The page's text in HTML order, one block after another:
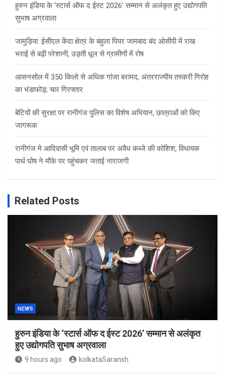
हुरुन इंडिया के ‘स्टार्स ऑफ द ईस्ट 2026’ सम्मान से अलंकृत हुए उद्योगपति
सुभाष अग्रवाला
जामुड़िया: ईसीएल केंदा क्षेत्र के बहुला पियर जामबाद बंद ओसीपी में राख
भराई से बढ़ी परेशानी, उड़ती धूल से ग्रामीणों में रोष
आसनसोल में 350 किलो से अधिक गांजा बरामद, अंतरराज्यीय तस्करी गिरोह
का भंडाफोड़; चार गिरफ्तार
बेटियों की सुरक्षा पर रानीगंज पुलिस का विशेष अभियान, छात्राओं को किए
जागरूक
रानीगंज मे आदिवासी भूमि एवं तालाब पर अवैध कब्जे की कोशिश, विधायक
पार्थ घोष ने मौके पर पहुंचकर जताई नाराजगी
Related Posts
NEWS
हुरुन इंडिया के ‘स्टार्स ऑफ द ईस्ट 2026’ सम्मान से अलंकृत
हुए उद्योगपति सुभाष अग्रवाला
9 hours ago kolkataSaransh